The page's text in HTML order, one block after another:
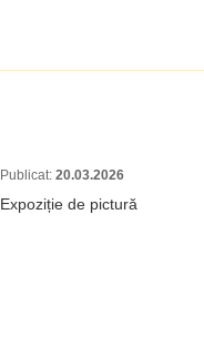
Publicat: 20.03.2026
Expoziție de pictură